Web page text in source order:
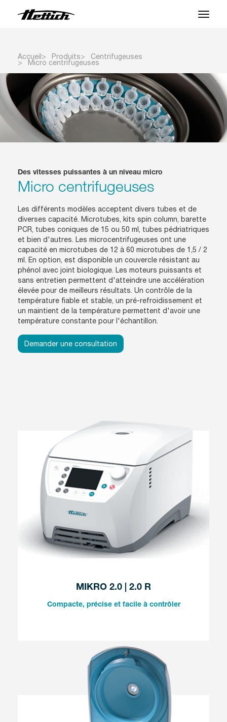
Applications
Centre SAV
À propos
Contact
Actualités et Événements
Accueil Produits Centrifugeuses
Micro centrifugeuses
Des vitesses puissantes à un niveau micro
Micro centrifugeuses
Les différents modèles acceptent divers tubes et de
diverses capacité. Microtubes, kits spin column, barette
PCR, tubes coniques de 15 ou 50 ml, tubes pédriatriques
et bien d'autres. Les microcentrifugeuses ont une
capacité en microtubes de 12 à 60 microtubes de 1,5 / 2
ml. En option, est disponible un couvercle résistant au
phénol avec joint biologique. Les moteurs puissants et
sans entretien permettent d'atteindre une accélération
élevée pour de meilleurs résultats. Un contrôle de la
température fiable et stable, un pré-refroidissement et
un maintient de la température permettent d'avoir une
température constante pour l'échantillon.
Demander une consultation
MIKRO 2.0 | 2.0 R
Compacte, précise et facile à contrôler